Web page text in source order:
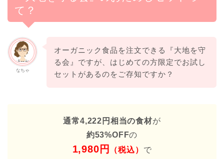
て？
なちゃ
オーガニック食品を注文できる『大地を守
る会』ですが、はじめての方限定でお試し
セットがあるのをご存知ですか？
通常4,222円相当の食材が
約53%OFFの
1,980 円 （税込） で